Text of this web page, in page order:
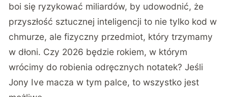
boi się ryzykować miliardów, by udowodnić, że
przyszłość sztucznej inteligencji to nie tylko kod w
chmurze, ale fizyczny przedmiot, który trzymamy
w dłoni. Czy 2026 będzie rokiem, w którym
wrócimy do robienia odręcznych notatek? Jeśli
Jony Ive macza w tym palce, to wszystko jest